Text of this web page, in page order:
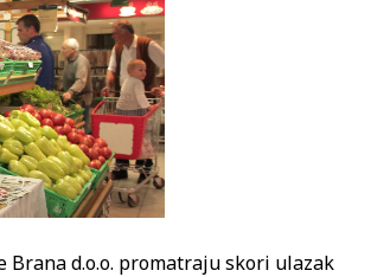
Brana d.o.o. promatraju skori ulazak